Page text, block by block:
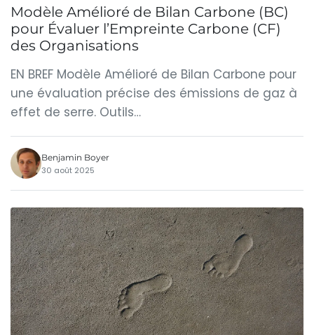
Modèle Amélioré de Bilan Carbone (BC)
pour Évaluer l’Empreinte Carbone (CF)
des Organisations
EN BREF Modèle Amélioré de Bilan Carbone pour
une évaluation précise des émissions de gaz à
effet de serre. Outils…
Benjamin Boyer
30 août 2025